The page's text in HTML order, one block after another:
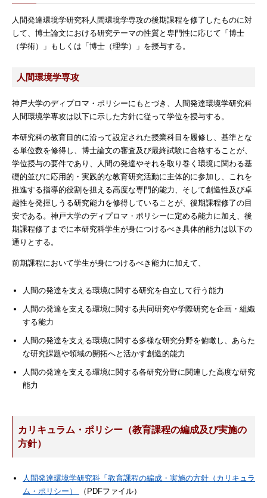
人間発達環境学研究科人間環境学専攻の後期課程を修了したものに対
して、博士論文における研究テーマの性質と専門性に応じて「博士
（学術）」もしくは「博士（理学）」を授与する。
人間環境学専攻
神戸大学のディプロマ・ポリシーにもとづき、人間発達環境学研究科
人間環境学専攻は以下に示した方針に従って学位を授与する。
本研究科の教育目的に沿って設定された授業科目を履修し、基準とな
る単位数を修得し、博士論文の審査及び最終試験に合格することが、
学位授与の要件であり、人間の発達やそれを取り巻く環境に関わる基
礎的並びに応用的・実践的な教育研究活動に主体的に参加し、これを
推進する指導的役割を担える高度な専門的能力、そして創造性及び卓
越性を発揮しうる研究能力を修得していることが、後期課程修了の目
安である。神戸大学のディプロマ・ポリシーに定める能力に加え、後
期課程修了までに本研究科学生が身につけるべき具体的能力は以下の
通りとする。
前期課程において学生が身につけるべき能力に加えて、
人間の発達を支える環境に関する研究を自立して行う能力
人間の発達を支える環境に関する共同研究や学際研究を企画・組織
する能力
人間の発達を支える環境に関する多様な研究分野を俯瞰し、あらた
な研究課題や領域の開拓へと活かす創造的能力
人間の発達を支える環境に関する各研究分野に関連した高度な研究
能力
カリキュラム・ポリシー（教育課程の編成及び実施の
方針）
人間発達環境学研究科「教育課程の編成・実施の方針（カリキュラ
ム・ポリシー）
（PDFファイル）